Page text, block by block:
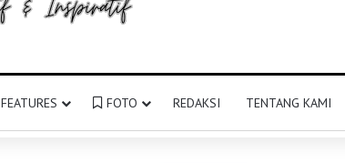
FEATURES FOTO REDAKSI TENTANG KAMI